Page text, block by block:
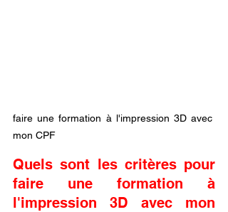
faire une formation à l'impression 3D avec
mon CPF
Quels sont les critères pour
faire une formation à
l'impression 3D avec mon